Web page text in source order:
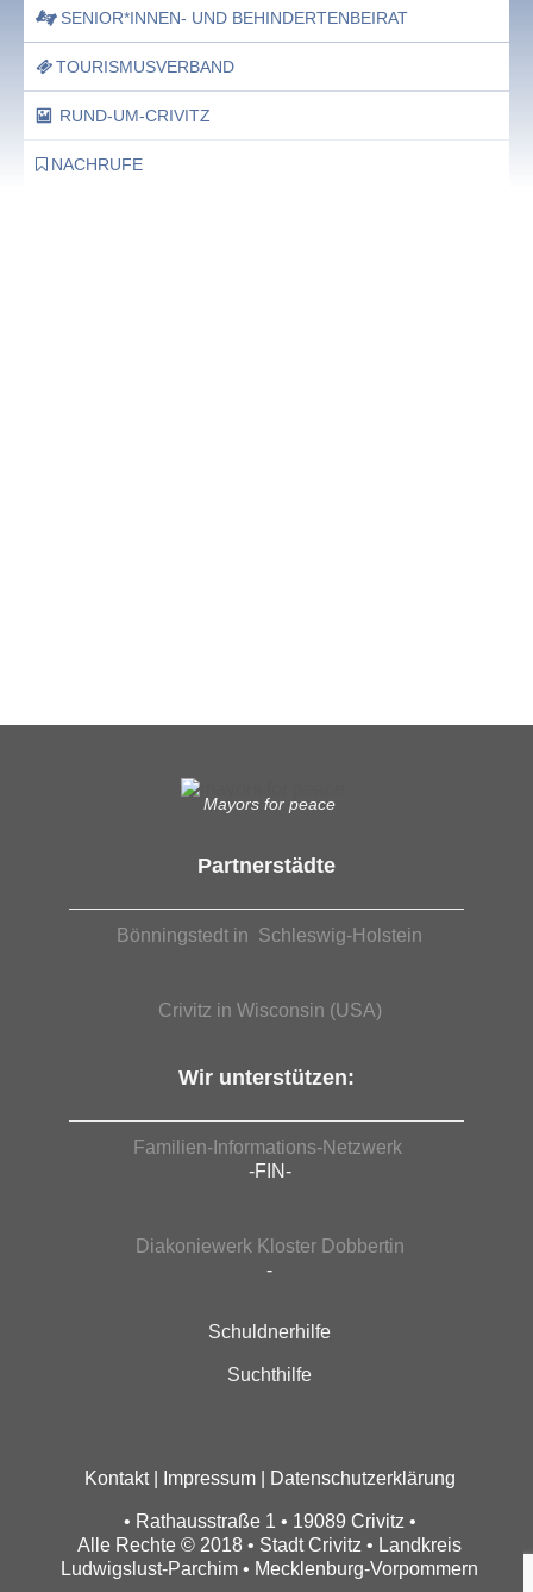
SENIOR*INNEN- UND BEHINDERTENBEIRAT
TOURISMUSVERBAND
RUND-UM-CRIVITZ
NACHRUFE
Mayors for peace
Partnerstädte
Bönningstedt in Schleswig-Holstein
Crivitz in Wisconsin (USA)
Wir unterstützen:
Familien-Informations-Netzwerk
-FIN-
Diakoniewerk Kloster Dobbertin
-
Schuldnerhilfe
Suchthilfe
Kontakt| Impressum| Datenschutzerklärung
• Rathausstraße 1 • 19089 Crivitz •
Alle Rechte © 2018 • Stadt Crivitz • Landkreis
Ludwigslust-Parchim • Mecklenburg-Vorpommern